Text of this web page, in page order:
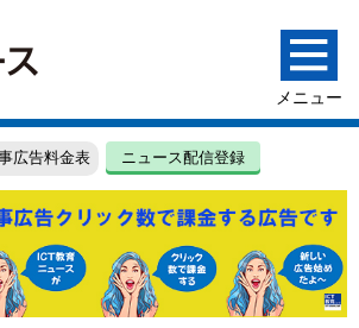
広告料金表 ニュース配信登録